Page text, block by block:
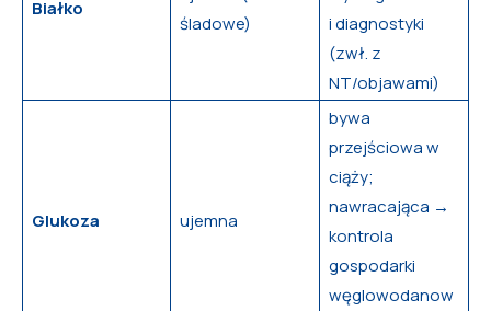
Białko
śladowe)
i diagnostyki
(zwł. z
NT/objawami)
Glukoza ujemna
bywa
przejściowa w
ciąży;
nawracająca →
kontrola
gospodarki
węglowodanow